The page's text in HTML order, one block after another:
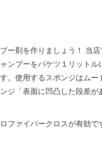
ー剤を作りましょう！ 当店
ンプーをバケツ１リットル
。使用するスポンジはムー
ジ「表面に凹凸した段差が
ファイバークロスが有効で